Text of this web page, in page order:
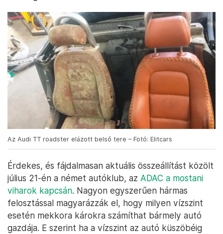
Az Audi TT roadster elázott belső tere – Fotó: Elitcars
Érdekes, és fájdalmasan aktuális összeállítást közölt
július 21-én a német autóklub, az ADAC a mostani
viharok kapcsán. Nagyon egyszerűen hármas
felosztással magyarázzák el, hogy milyen vízszint
esetén mekkora károkra számíthat bármely autó
gazdája. E szerint ha a vízszint az autó küszöbéig